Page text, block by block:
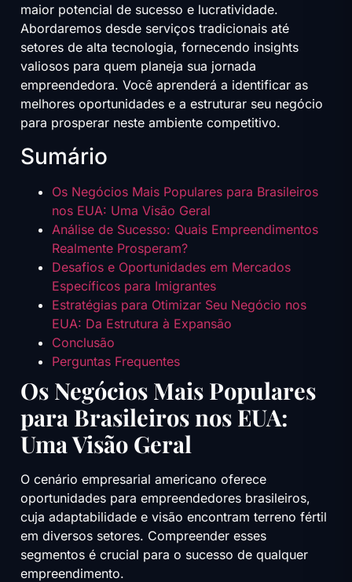
maior potencial de sucesso e lucratividade.
Abordaremos desde serviços tradicionais até
setores de alta tecnologia, fornecendo insights
valiosos para quem planeja sua jornada
empreendedora. Você aprenderá a identificar as
melhores oportunidades e a estruturar seu negócio
para prosperar neste ambiente competitivo.
Sumário
Os Negócios Mais Populares para Brasileiros
nos EUA: Uma Visão Geral
Análise de Sucesso: Quais Empreendimentos
Realmente Prosperam?
Desafios e Oportunidades em Mercados
Específicos para Imigrantes
Estratégias para Otimizar Seu Negócio nos
EUA: Da Estrutura à Expansão
Conclusão
Perguntas Frequentes
Os Negócios Mais Populares
para Brasileiros nos EUA:
Uma Visão Geral
O cenário empresarial americano oferece
oportunidades para empreendedores brasileiros,
cuja adaptabilidade e visão encontram terreno fértil
em diversos setores. Compreender esses
segmentos é crucial para o sucesso de qualquer
empreendimento.